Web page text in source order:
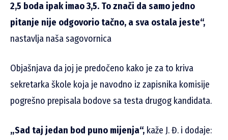
2,5 boda ipak imao 3,5. To znači da samo jedno
pitanje nije odgovorio tačno, a sva ostala jeste“,
nastavlja naša sagovornica
Objašnjava da joj je predočeno kako je za to kriva
sekretarka škole koja je navodno iz zapisnika komisije
pogrešno prepisala bodove sa testa drugog kandidata.
„Sad taj jedan bod puno mijenja“, kaže J. Đ. i dodaje: